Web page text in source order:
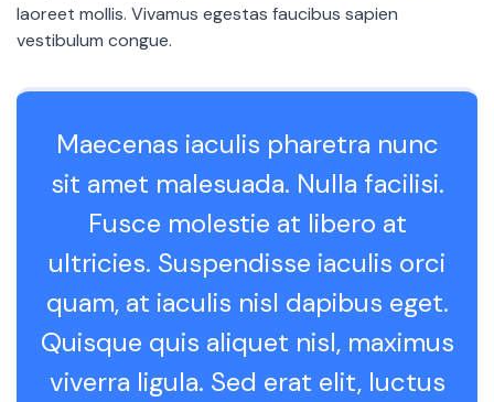
laoreet mollis. Vivamus egestas faucibus sapien
vestibulum congue.
Maecenas iaculis pharetra nunc
sit amet malesuada. Nulla facilisi.
Fusce molestie at libero at
ultricies. Suspendisse iaculis orci
quam, at iaculis nisl dapibus eget.
Quisque quis aliquet nisl, maximus
viverra ligula. Sed erat elit, luctus